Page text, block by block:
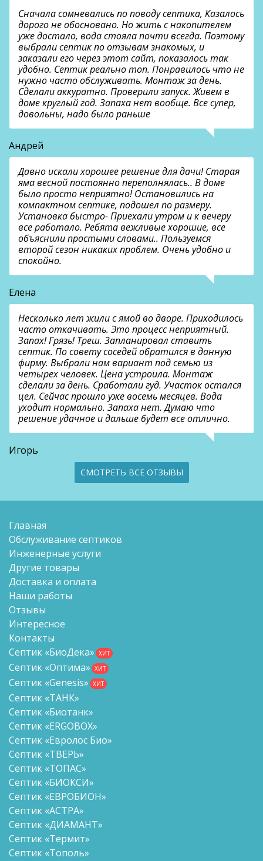
Сначала сомневались по поводу септика, Казалось
дорого не обосновано. Но жить с накопителем
уже достало, вода стояла почти всегда. Поэтому
выбрали септик по отзывам знакомых, и
заказали его через этот сайт, показалось так
удобно. Септик реально топ. Понравилось что не
нужно часто обслуживать. Монтаж за день.
Сделали аккуратно. Проверили запуск. Живем в
доме круглый год. Запаха нет вообще. Все супер,
довольны, надо было раньше
Андрей
Давно искали хорошее решение для дачи! Старая
яма весной постоянно переполнялась.. В доме
было просто неприятно! Остановились на
компактном септике, подошел по размеру.
Установка быстро- Приехали утром и к вечеру
все работало. Ребята вежливые хорошие, все
объяснили простыми словами.. Пользуемся
второй сезон никаких проблем. Очень удобно и
спокойно.
Елена
Несколько лет жили с ямой во дворе. Приходилось
часто откачивать. Это процесс неприятный.
Запах! Грязь! Треш. Запланировал ставить
септик. По совету соседей обратился в данную
фирму. Выбрали нам вариант под семью из
четырех человек. Цена устроила. Монтаж
сделали за день. Сработали гуд. Участок остался
цел. Сейчас прошло уже восемь месяцев. Вода
уходит нормально. Запаха нет. Думаю что
решение удачное и дальше будет все отлично.
Игорь
СМОТРЕТЬ ВСЕ ОТЗЫВЫ
Главная
Обслуживание септиков
Инженерные услуги
Другие товары
Доставка и оплата
Наши работы
Отзывы
Интересное
Контакты
Септик «БиоДека» ХИТ
Септик «Оптима» ХИТ
Септик «Genesis» ХИТ
Септик «ТАНК»
Септик «Биотанк»
Септик «ERGOBOX»
Септик «Евролос Био»
Септик «ТВЕРЬ»
Септик «ТОПАС»
Септик «БИОКСИ»
Септик «ЕВРОБИОН»
Септик «АСТРА»
Септик «ДИАМАНТ»
Септик «Термит»
Септик «Тополь»